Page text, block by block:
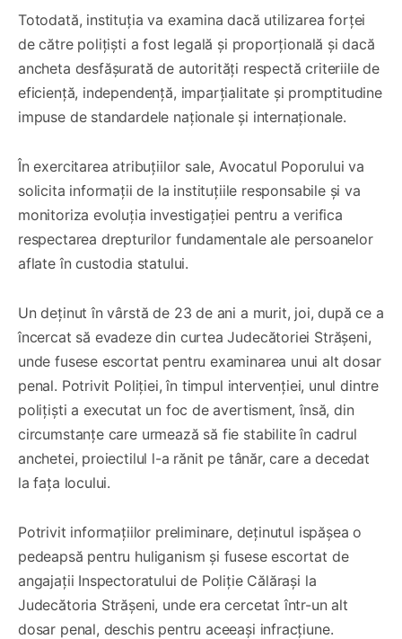
Totodată, instituția va examina dacă utilizarea forței
de către polițiști a fost legală și proporțională și dacă
ancheta desfășurată de autorități respectă criteriile de
eficiență, independență, imparțialitate și promptitudine
impuse de standardele naționale și internaționale.
În exercitarea atribuțiilor sale, Avocatul Poporului va
solicita informații de la instituțiile responsabile și va
monitoriza evoluția investigației pentru a verifica
respectarea drepturilor fundamentale ale persoanelor
aflate în custodia statului.
Un deținut în vârstă de 23 de ani a murit, joi, după ce a
încercat să evadeze din curtea Judecătoriei Strășeni,
unde fusese escortat pentru examinarea unui alt dosar
penal. Potrivit Poliției, în timpul intervenției, unul dintre
polițiști a executat un foc de avertisment, însă, din
circumstanțe care urmează să fie stabilite în cadrul
anchetei, proiectilul l-a rănit pe tânăr, care a decedat
la fața locului.
Potrivit informațiilor preliminare, deținutul ispășea o
pedeapsă pentru huliganism și fusese escortat de
angajații Inspectoratului de Poliție Călărași la
Judecătoria Strășeni, unde era cercetat într-un alt
dosar penal, deschis pentru aceeași infracțiune.